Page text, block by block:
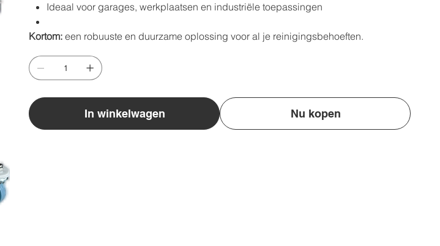
Ideaal voor garages, werkplaatsen en industriële toepassingen
Kortom: een robuuste en duurzame oplossing voor al je reinigingsbehoeften.
In winkelwagen Nu kopen